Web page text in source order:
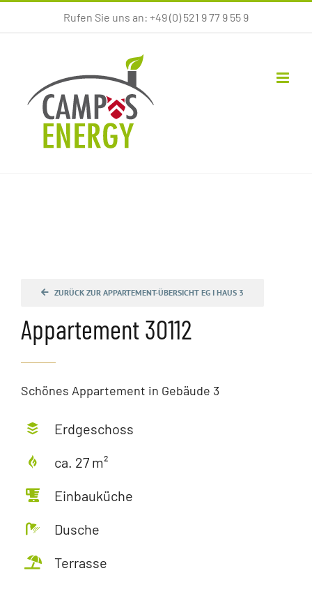
Rufen Sie uns an: +49 (0) 521 9 77 9 55 9
ZURÜCK ZUR APPARTEMENT-ÜBERSICHT EG I HAUS 3
Appartement 30112
Schönes Appartement in Gebäude 3
Erdgeschoss
ca. 27 m²
Einbauküche
Dusche
Terrasse